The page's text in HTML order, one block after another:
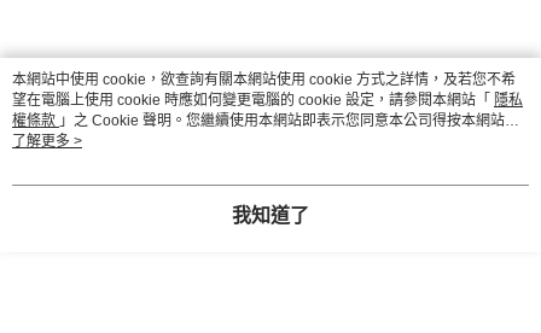
本網站中使用 cookie，欲查詢有關本網站使用 cookie 方式之詳情，及若您不希
望在電腦上使用 cookie 時應如何變更電腦的 cookie 設定，請參閱本網站「 隱私
權條款 」之 Cookie 聲明。您繼續使用本網站即表示您同意本公司得按本網站使
用條款之 Cookie 聲明使用 cookie。
了解更多 >
我知道了